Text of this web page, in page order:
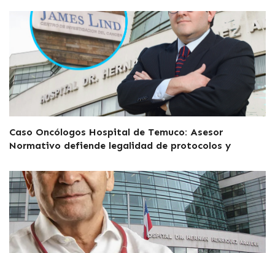
Caso Oncólogos Hospital de Temuco: Asesor
Normativo defiende legalidad de protocolos y